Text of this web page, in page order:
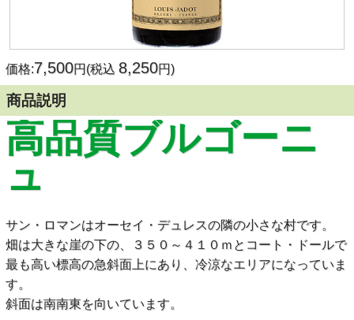
価格:7,500円(税込 8,250円)
商品説明
高品質ブルゴーニ
ュ
サン・ロマンはオーセイ・デュレスの隣の小さな村です。
畑は大きな崖の下の、３５０～４１０ｍとコート・ドールで
最も高い標高の急斜面上にあり、冷涼なエリアになっていま
す。
斜面は南南東を向いています。